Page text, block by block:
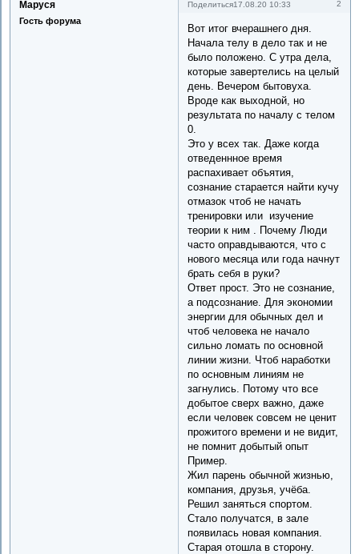
Поделиться 2
17.08.20 10:33
Маруся
Гость форума
Вот итог вчерашнего дня.
Начала телу в дело так и не
было положено. С утра дела,
которые завертелись на целый
день. Вечером бытовуха.
Вроде как выходной, но
результата по началу с телом
0.
Это у всех так. Даже когда
отведеннное время
распахивает объятия,
сознание старается найти кучу
отмазок чтоб не начать
тренировки или изучение
теории к ним . Почему Люди
часто оправдываются, что с
нового месяца или года начнут
брать себя в руки?
Ответ прост. Это не сознание,
а подсознание. Для экономии
энергии для обычных дел и
чтоб человека не начало
сильно ломать по основной
линии жизни. Чтоб наработки
по основным линиям не
загнулись. Потому что все
добытое сверх важно, даже
если человек совсем не ценит
прожитого времени и не видит,
не помнит добытый опыт
Пример.
Жил парень обычной жизнью,
компания, друзья, учёба.
Решил заняться спортом.
Стало получатся, в зале
появилась новая компания.
Старая отошла в сторону.